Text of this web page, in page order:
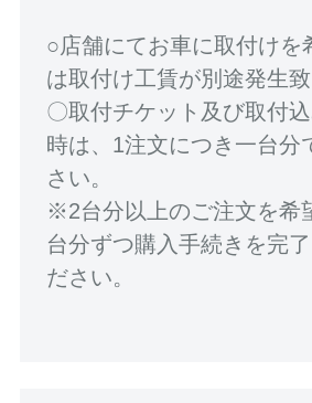
○店舗にてお車に取付けを
は取付け工賃が別途発生致
〇取付チケット及び取付
時は、1注文につき一台分
さい。
※2台分以上のご注文を希
台分ずつ購入手続きを完
ださい。